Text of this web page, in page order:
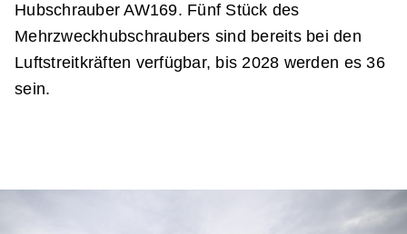
Hubschrauber AW169. Fünf Stück des
Mehrzweckhubschraubers sind bereits bei den
Luftstreitkräften verfügbar, bis 2028 werden es 36
sein.